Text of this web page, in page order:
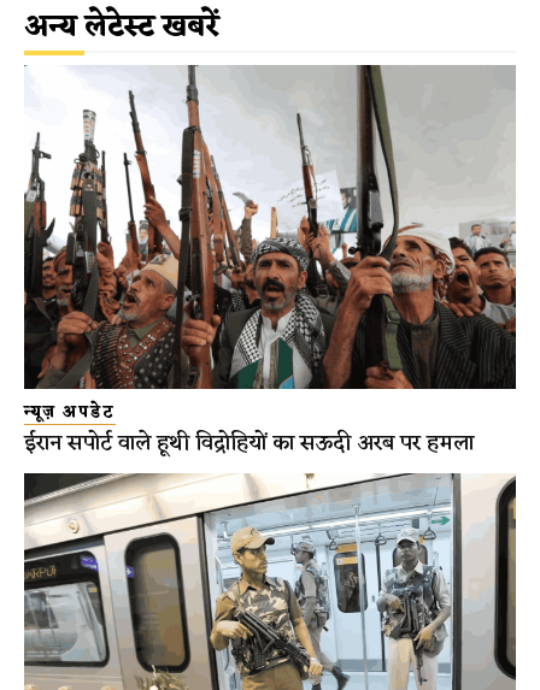
अन्य लेटेस्ट खबरें
न्यूज़ अपडेट
ईरान सपोर्ट वाले हूथी विद्रोहियों का सऊदी अरब पर हमला